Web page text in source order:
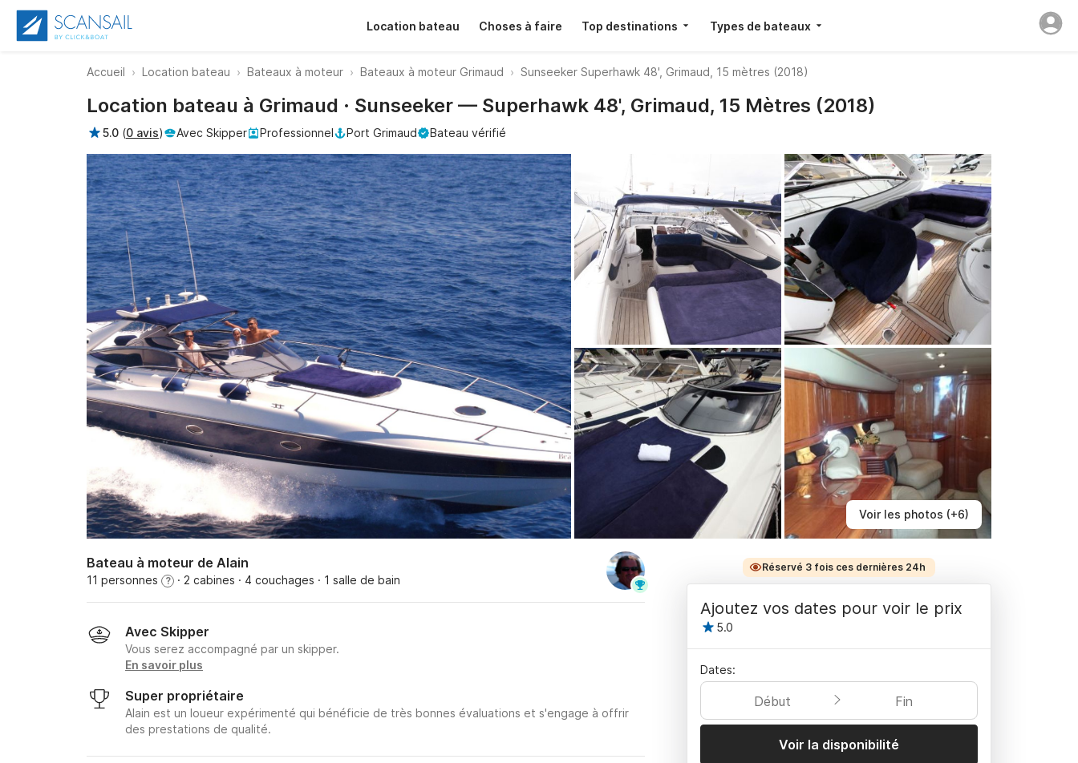
Location bateau Choses à faire Top destinations Types de bateaux
Accueil Location bateau Bateaux à moteur Bateaux à moteur Grimaud Sunseeker Superhawk 48', Grimaud, 15 mètres (2018)
Voir les photos (+6)
Location bateau à Grimaud · Sunseeker — Superhawk 48', Grimaud, 15 Mètres (2018)
5.0 (0 avis) Avec Skipper Professionnel Port Grimaud Bateau vérifié
Bateau à moteur de Alain
11 personnes ? · 2 cabines · 4 couchages · 1 salle de bain
Avec Skipper
Vous serez accompagné par un skipper.
En savoir plus
Super propriétaire
Alain est un loueur expérimenté qui bénéficie de très bonnes évaluations et s'engage à offrir
des prestations de qualité.
Réservé 3 fois ces dernières 24h
Ajoutez vos dates pour voir le prix
5.0
Dates:
Début Fin
Voir la disponibilité